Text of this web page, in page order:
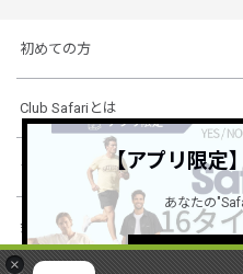
×
初めての方
Club Safariとは
ショッピングガイド
会社概要・規約
【アプリ限定
あなたの
詳しく